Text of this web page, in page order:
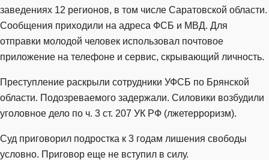
заведениях 12 регионов, в том числе Саратовской области.
Сообщения приходили на адреса ФСБ и МВД. Для
отправки молодой человек использовал почтовое
приложение на телефоне и сервис, скрывающий личность.
Преступление раскрыли сотрудники УФСБ по Брянской
области. Подозреваемого задержали. Силовики возбудили
уголовное дело по ч. 3 ст. 207 УК РФ (лжетерроризм).
Суд приговорил подростка к 3 годам лишения свободы
условно. Приговор еще не вступил в силу.